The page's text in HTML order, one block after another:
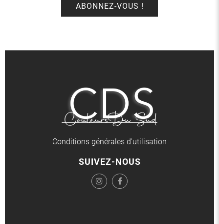
Conditions générales d'utilisation
SUIVEZ-NOUS